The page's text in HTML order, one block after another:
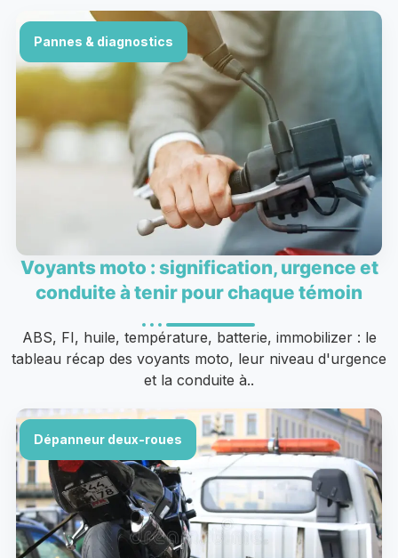
Pannes & diagnostics
Voyants moto : signification, urgence et
conduite à tenir pour chaque témoin
ABS, FI, huile, température, batterie, immobilizer : le
tableau récap des voyants moto, leur niveau d'urgence
et la conduite à..
Dépanneur deux-roues